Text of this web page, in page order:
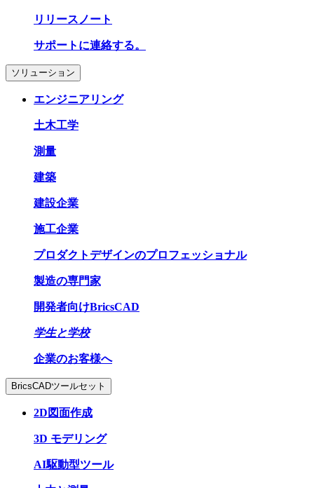
リリースノート
サポートに連絡する。
ソリューション
エンジニアリング
土木工学
測量
建築
建設企業
施工企業
プロダクトデザインのプロフェッショナル
製造の専門家
開発者向けBricsCAD
学生と学校
企業のお客様へ
BricsCADツールセット
2D図面作成
3D モデリング
AI駆動型ツール